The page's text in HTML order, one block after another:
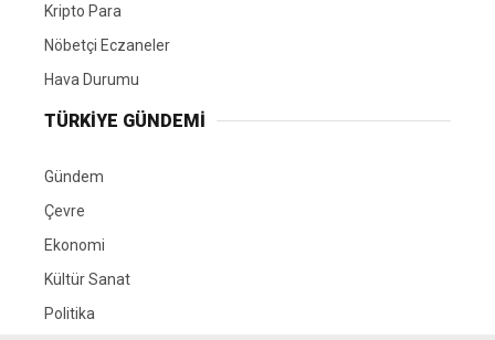
Kripto Para
Nöbetçi Eczaneler
Hava Durumu
TÜRKIYE GÜNDEMI
Gündem
Çevre
Ekonomi
Kültür Sanat
Politika